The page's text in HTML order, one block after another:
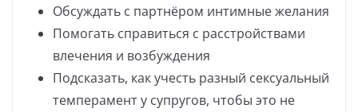
Обсуждать с партнёром интимные желания
Помогать справиться с расстройствами
влечения и возбуждения
Подсказать, как учесть разный сексуальный
темперамент у супругов, чтобы это не